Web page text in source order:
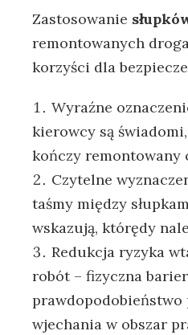
Zastosowanie
remontowanych
korzyści dla
Wyraźne
kierowcy są
kończy remontowany
Czytelne
taśmy między
wskazują, którędy
Redukcja ryzyka
robót – fizyczna
prawdopodobieństwo
wjechania w obszar